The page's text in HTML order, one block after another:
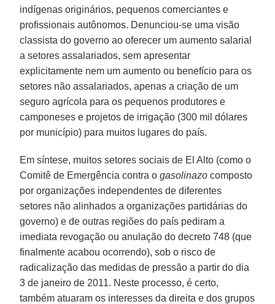
indígenas originários, pequenos comerciantes e
profissionais autônomos. Denunciou-se uma visão
classista do governo ao oferecer um aumento salarial
a setores assalariados, sem apresentar
explicitamente nem um aumento ou benefício para os
setores não assalariados, apenas a criação de um
seguro agrícola para os pequenos produtores e
camponeses e projetos de irrigação (300 mil dólares
por município) para muitos lugares do país.
Em síntese, muitos setores sociais de El Alto (como o
Comitê de Emergência contra ogasolinazo composto
por organizações independentes de diferentes
setores não alinhados a organizações partidárias do
governo) e de outras regiões do país pediram a
imediata revogação ou anulação do decreto 748 (que
finalmente acabou ocorrendo), sob o risco de
radicalização das medidas de pressão a partir do dia
3 de janeiro de 2011. Neste processo, é certo,
também atuaram os interesses da direita e dos grupos